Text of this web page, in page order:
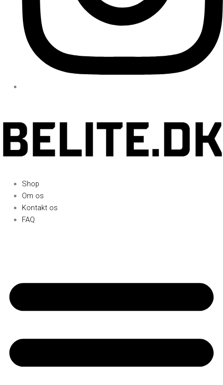
Shop
Om os
Kontakt os
FAQ